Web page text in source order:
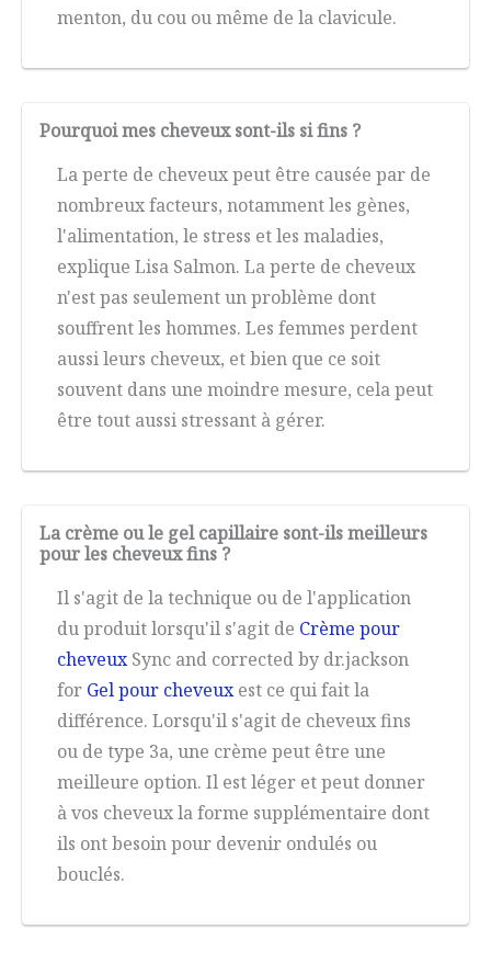
menton, du cou ou même de la clavicule.
Pourquoi mes cheveux sont-ils si fins ?
La perte de cheveux peut être causée par de
nombreux facteurs, notamment les gènes,
l'alimentation, le stress et les maladies,
explique Lisa Salmon. La perte de cheveux
n'est pas seulement un problème dont
souffrent les hommes. Les femmes perdent
aussi leurs cheveux, et bien que ce soit
souvent dans une moindre mesure, cela peut
être tout aussi stressant à gérer.
La crème ou le gel capillaire sont-ils meilleurs
pour les cheveux fins ?
Il s'agit de la technique ou de l'application
du produit lorsqu'il s'agit de Crème pour
cheveuxSync and corrected by dr.jackson
for Gel pour cheveuxest ce qui fait la
différence. Lorsqu'il s'agit de cheveux fins
ou de type 3a, une crème peut être une
meilleure option. Il est léger et peut donner
à vos cheveux la forme supplémentaire dont
ils ont besoin pour devenir ondulés ou
bouclés.